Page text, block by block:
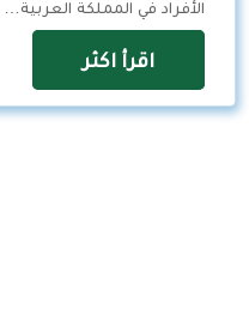
الأفراد في المملكة العربية…
اقرأ اكثر